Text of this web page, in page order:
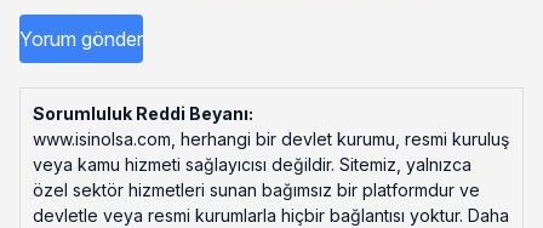
Sorumluluk Reddi Beyanı:
www.isinolsa.com, herhangi bir devlet kurumu, resmi kuruluş
veya kamu hizmeti sağlayıcısı değildir. Sitemiz, yalnızca
özel sektör hizmetleri sunan bağımsız bir platformdur ve
devletle veya resmi kurumlarla hiçbir bağlantısı yoktur. Daha